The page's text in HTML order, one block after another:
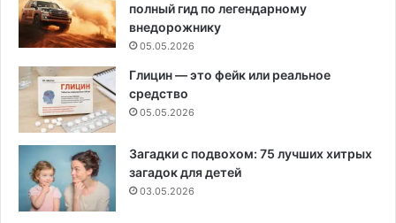
полный гид по легендарному
внедорожнику
05.05.2026
Глицин — это фейк или реальное
средство
05.05.2026
Загадки с подвохом: 75 лучших хитрых
загадок для детей
03.05.2026